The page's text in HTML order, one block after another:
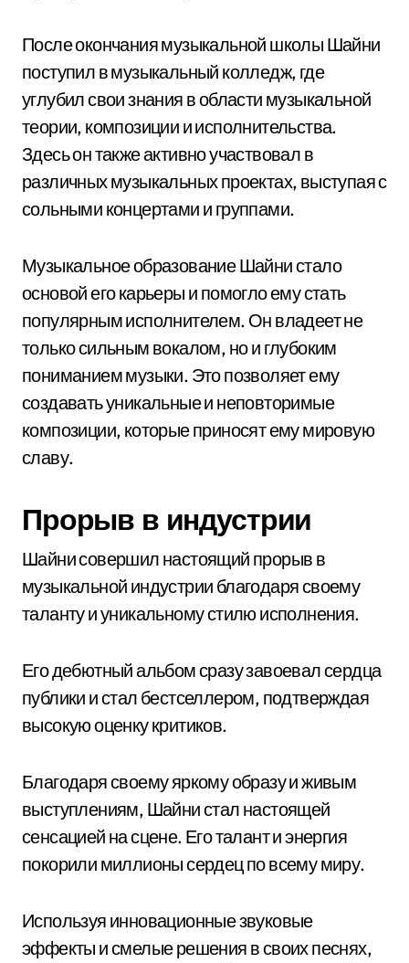
После окончания музыкальной школы Шайни
поступил в музыкальный колледж, где
углубил свои знания в области музыкальной
теории, композиции и исполнительства.
Здесь он также активно участвовал в
различных музыкальных проектах, выступая с
сольными концертами и группами.
Музыкальное образование Шайни стало
основой его карьеры и помогло ему стать
популярным исполнителем. Он владеет не
только сильным вокалом, но и глубоким
пониманием музыки. Это позволяет ему
создавать уникальные и неповторимые
композиции, которые приносят ему мировую
славу.
Прорыв в индустрии
Шайни совершил настоящий прорыв в
музыкальной индустрии благодаря своему
таланту и уникальному стилю исполнения.
Его дебютный альбом сразу завоевал сердца
публики и стал бестселлером, подтверждая
высокую оценку критиков.
Благодаря своему яркому образу и живым
выступлениям, Шайни стал настоящей
сенсацией на сцене. Его талант и энергия
покорили миллионы сердец по всему миру.
Используя инновационные звуковые
эффекты и смелые решения в своих песнях,